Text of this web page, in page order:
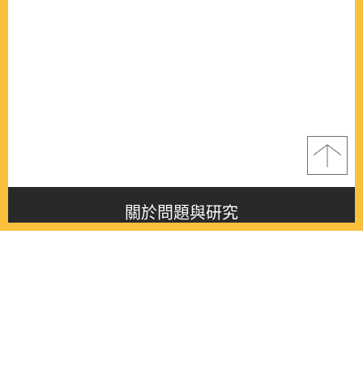
關於問題與研究
About this journal